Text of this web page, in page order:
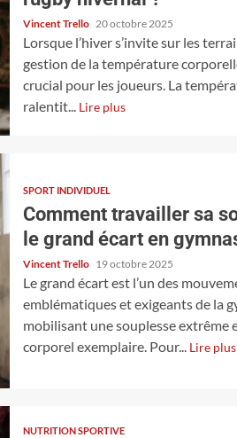
Vincent Trello 20 octobre 2025
Lorsque l’hiver s’invite sur les
gestion de la température
crucial pour les joueurs. La
ralentit... Lire plus
SPORT INDIVIDUEL
Comment travailler sa
le grand écart en
Vincent Trello 19 octobre 2025
Le grand écart est l’un des
emblématiques et exigeants de la
mobilisant une souplesse extrême
corporel exemplaire. Pour... Lire plus
NUTRITION SPORTIVE